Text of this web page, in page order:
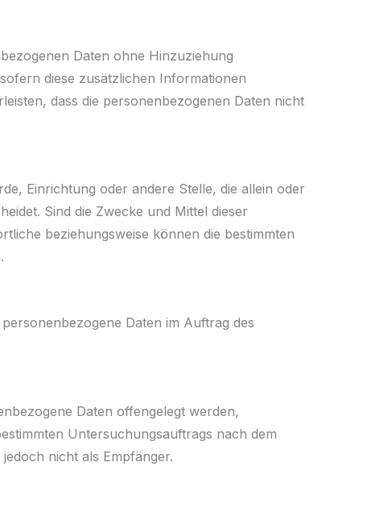
Daten ohne Hinzuziehung
diese zusätzlichen Informationen
dass die personenbezogenen Daten nicht
Einrichtung oder andere Stelle, die allein oder
Sind die Zwecke und Mittel dieser
beziehungsweise können die bestimmten
Daten im Auftrag des
Daten offengelegt werden,
Untersuchungsauftrags nach dem
nicht als Empfänger.